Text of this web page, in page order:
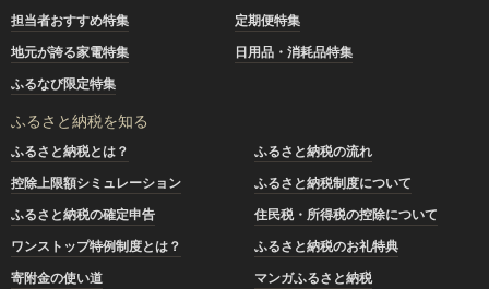
担当者おすすめ特集
定期便特集
地元が誇る家電特集
日用品・消耗品特集
ふるなび限定特集
ふるさと納税を知る
ふるさと納税とは？
ふるさと納税の流れ
控除上限額シミュレーション
ふるさと納税制度について
ふるさと納税の確定申告
住民税・所得税の控除について
ワンストップ特例制度とは？
ふるさと納税のお礼特典
寄附金の使い道
マンガふるさと納税